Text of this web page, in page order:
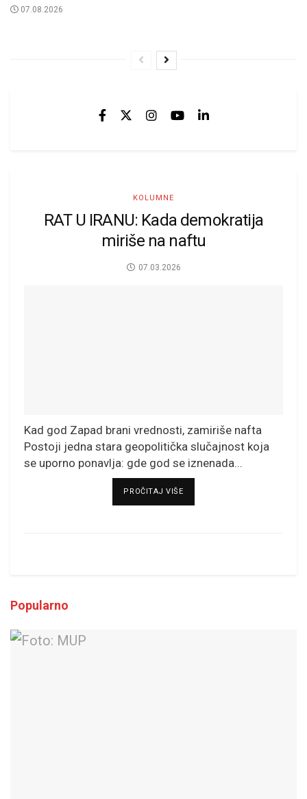
07.08.2026
KOLUMNE
RAT U IRANU: Kada demokratija
miriše na naftu
07.03.2026
Kad god Zapad brani vrednosti, zamiriše nafta
Postoji jedna stara geopolitička slučajnost koja
se uporno ponavlja: gde god se iznenada...
PROČITAJ VIŠEDETAILS
Popularno